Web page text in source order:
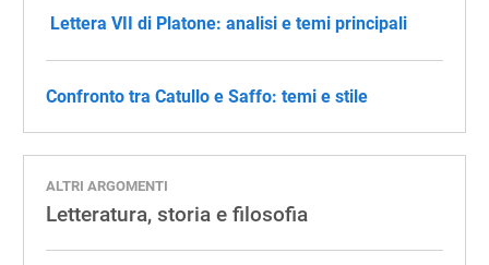
​ Lettera VII di Platone: analisi e temi principali
​​Confronto tra Catullo e Saffo: temi e stile
ALTRI ARGOMENTI
Letteratura, storia e filosofia